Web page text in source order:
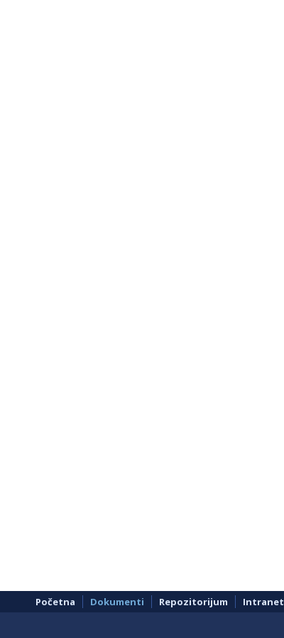
Početna Dokumenti Repozitorijum Intranet